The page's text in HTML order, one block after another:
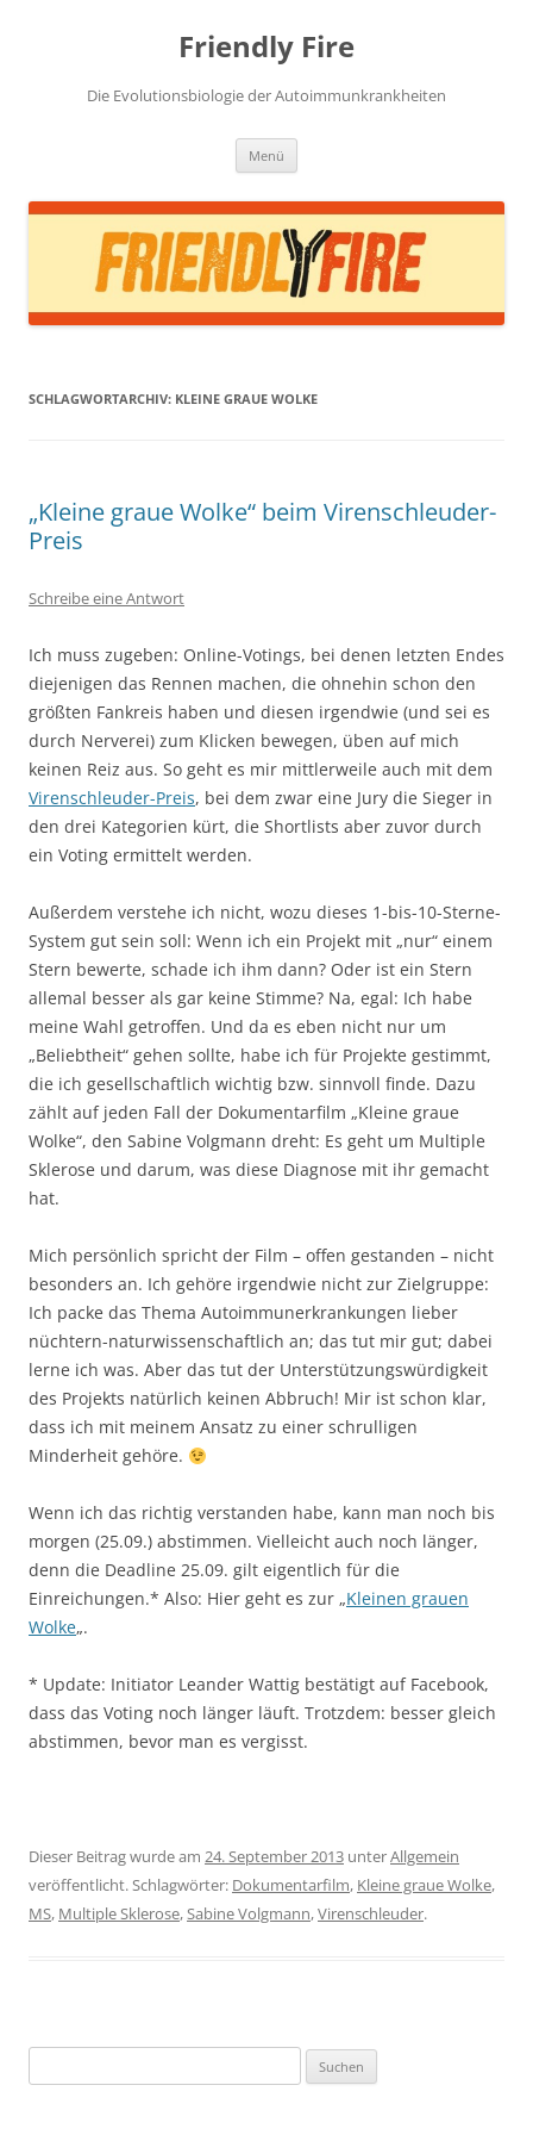
Friendly Fire
Die Evolutionsbiologie der Autoimmunkrankheiten
Menü
SCHLAGWORTARCHIV: KLEINE GRAUE WOLKE
„Kleine graue Wolke“ beim Virenschleuder-
Preis
Schreibe eine Antwort
Ich muss zugeben: Online-Votings, bei denen letzten Endes
diejenigen das Rennen machen, die ohnehin schon den
größten Fankreis haben und diesen irgendwie (und sei es
durch Nerverei) zum Klicken bewegen, üben auf mich
keinen Reiz aus. So geht es mir mittlerweile auch mit dem
Virenschleuder-Preis, bei dem zwar eine Jury die Sieger in
den drei Kategorien kürt, die Shortlists aber zuvor durch
ein Voting ermittelt werden.
Außerdem verstehe ich nicht, wozu dieses 1-bis-10-Sterne-
System gut sein soll: Wenn ich ein Projekt mit „nur“ einem
Stern bewerte, schade ich ihm dann? Oder ist ein Stern
allemal besser als gar keine Stimme? Na, egal: Ich habe
meine Wahl getroffen. Und da es eben nicht nur um
„Beliebtheit“ gehen sollte, habe ich für Projekte gestimmt,
die ich gesellschaftlich wichtig bzw. sinnvoll finde. Dazu
zählt auf jeden Fall der Dokumentarfilm „Kleine graue
Wolke“, den Sabine Volgmann dreht: Es geht um Multiple
Sklerose und darum, was diese Diagnose mit ihr gemacht
hat.
Mich persönlich spricht der Film – offen gestanden – nicht
besonders an. Ich gehöre irgendwie nicht zur Zielgruppe:
Ich packe das Thema Autoimmunerkrankungen lieber
nüchtern-naturwissenschaftlich an; das tut mir gut; dabei
lerne ich was. Aber das tut der Unterstützungswürdigkeit
des Projekts natürlich keinen Abbruch! Mir ist schon klar,
dass ich mit meinem Ansatz zu einer schrulligen
Minderheit gehöre.
Wenn ich das richtig verstanden habe, kann man noch bis
morgen (25.09.) abstimmen. Vielleicht auch noch länger,
denn die Deadline 25.09. gilt eigentlich für die
Einreichungen.* Also: Hier geht es zur „Kleinen grauen
Wolke„.
* Update: Initiator Leander Wattig bestätigt auf Facebook,
dass das Voting noch länger läuft. Trotzdem: besser gleich
abstimmen, bevor man es vergisst.
Dieser Beitrag wurde am 24. September 2013 unterAllgemein
veröffentlicht. Schlagwörter: Dokumentarfilm, Kleine graue Wolke,
MS, Multiple Sklerose,Sabine Volgmann,Virenschleuder.
nach: